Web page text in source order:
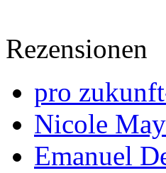
Rezensionen
pro
Nicole
Emanuel